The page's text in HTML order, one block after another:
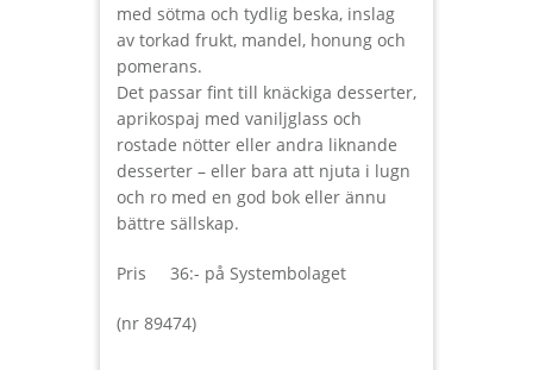
med sötma och tydlig beska, inslag
av torkad frukt, mandel, honung och
pomerans.
Det passar fint till knäckiga desserter,
aprikospaj med vaniljglass och
rostade nötter eller andra liknande
desserter – eller bara att njuta i lugn
och ro med en god bok eller ännu
bättre sällskap.
Pris 36:- på Systembolaget
(nr 89474)